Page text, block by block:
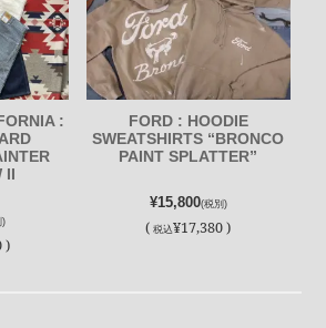
:
II
)
)
FORD : HOODIE
SWEATSHIRTS “BRONCO
PAINT SPLATTER”
¥15,800(税別)
(税込¥17,380 )